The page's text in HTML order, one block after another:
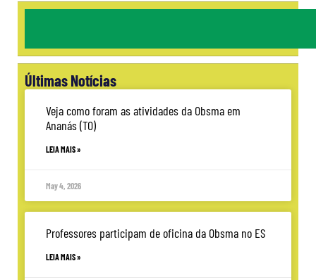
Últimas Notícias
Veja como foram as atividades da Obsma em
Ananás (TO)
LEIA MAIS »
May 4, 2026
Professores participam de oficina da Obsma no ES
LEIA MAIS »